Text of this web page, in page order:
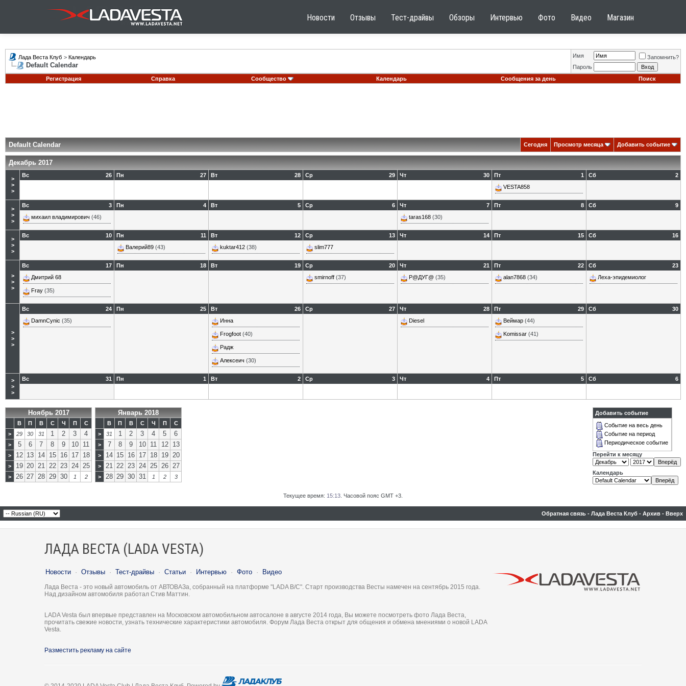
Новости Отзывы Тест-драйвы Обзоры Интервью Фото Видео Магазин
Лада Веста Клуб > Календарь
Default Calendar
Имя
Запомнить?
Пароль
Регистрация
Справка Сообщество Календарь Сообщения за день Поиск
Default Calendar Сегодня Просмотр месяца Добавить событие
Декабрь 2017
>
>
>
26
Вс 27
Пн 28
Вт 29
Ср 30
Чт 1
Пт
VESTA858
2
Сб
>
>
>
3
Вс
михаил владимирович (46)
4
Пн 5
Вт 6
Ср 7
Чт
taras168 (30)
8
Пт 9
Сб
>
>
>
10
Вс 11
Пн
Валерий89 (43)
12
Вт
kuktar412 (38)
13
Ср
slim777
14
Чт 15
Пт 16
Сб
>
>
>
17
Вс
Дмитрий 68
Fray (35)
18
Пн 19
Вт 20
Ср
smirnoff (37)
21
Чт
Р@ДУГ@ (35)
22
Пт
alan7868 (34)
23
Сб
Леха-эпидемиолог
>
>
>
24
Вс
DamnCynic (35)
25
Пн 26
Вт
Инна
Frogfoot (40)
Радж
Алексеич (30)
27
Ср 28
Чт
Diesel
29
Пт
Веймар (44)
Komissar (41)
30
Сб
>
>
>
31
Вс 1
Пн 2
Вт 3
Ср 4
Чт 5
Пт 6
Сб
Ноябрь 2017
В П В С Ч П
С
>
29 30 31 1 2 3 4
> 5 6 7 8 9 10 11
> 12 13 14 15 16 17 18
> 19 20 21 22 23 24 25
> 26 27 28 29 30 1 2
Январь 2018
В П В С Ч П
С
>
31 1 2 3 4 5 6
> 7 8 9 10 11 12 13
> 14 15 16 17 18 19 20
> 21 22 23 24 25 26 27
> 28 29 30 31 1 2 3
Добавить событие
Событие на весь день
Событие на период
Периодическое событие
Перейти к месяцу
Календарь
Текущее время: 15:13 . Часовой пояс GMT +3.
Обратная связь - Лада Веста Клуб - Архив - Вверх
ЛАДА ВЕСТА (LADA VESTA)
Новости · Отзывы · Тест-драйвы · Статьи · Интервью · Фото · Видео
Лада Веста - это новый автомобиль от АВТОВАЗа, собранный на платформе "LADA B/C". Старт производства Весты намечен на сентябрь 2015 года.
Над дизайном автомобиля работал Стив Маттин.
LADA Vesta был впервые представлен на Московском автомобильном автосалоне в августе 2014 года, Вы можете посмотреть фото Лада Веста,
прочитать свежие новости, узнать технические характеристики автомобиля. Форум Лада Веста открыт для общения и обмена мнениями о новой LADA
Vesta.
Разместить рекламу на сайте